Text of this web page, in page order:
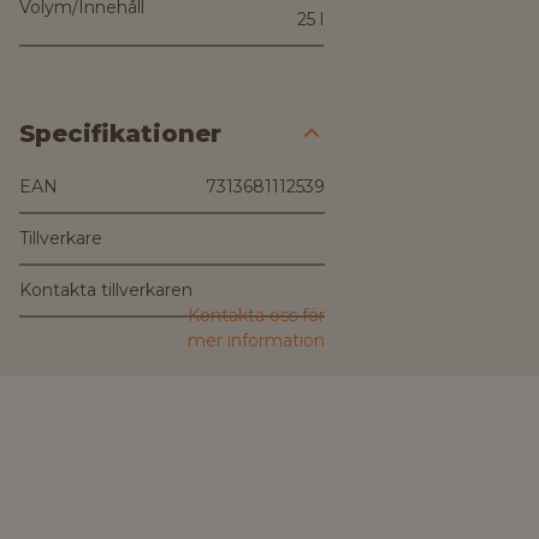
Volym/Innehåll
25 l
Specifikationer
EAN 7313681112539
Tillverkare
Kontakta tillverkaren
Kontakta oss för
mer information